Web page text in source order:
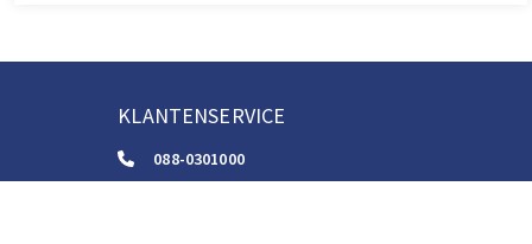
KLANTENSERVICE
088-0301000